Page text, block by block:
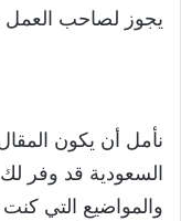
يجوز لصاحب العمل
نأمل أن يكون
السعودية قد وفر لك
والمواضيع التي